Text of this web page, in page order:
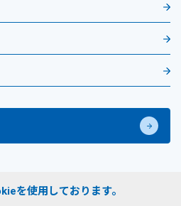
を使用しております。